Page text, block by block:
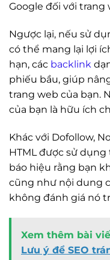
Google đối với trang
Ngược lại, nếu sử
có thể mang lại lợi
hạn, các backlink
phiếu bầu, giúp
trang web của bạn.
của bạn là hữu ích
Khác với Dofollow,
HTML được sử
báo hiệu rằng bạn
cũng như nội dung
không đánh giá nó
Xem thêm bài
Lưu ý để SEO